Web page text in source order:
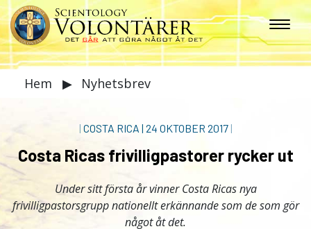
Hem ▶ Nyhetsbrev
| COSTA RICA | 24 OKTOBER 2017 |
Costa Ricas frivilligpastorer rycker ut
Under sitt första år vinner Costa Ricas nya
frivilligpastorsgrupp nationellt erkännande som de som gör
något åt det.